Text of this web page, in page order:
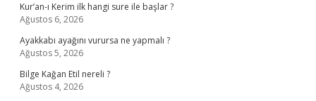
Kur’an-ı Kerim ilk hangi sure ile başlar ?
Ağustos 6, 2026
Ayakkabı ayağını vurursa ne yapmalı ?
Ağustos 5, 2026
Bilge Kağan Etil nereli ?
Ağustos 4, 2026